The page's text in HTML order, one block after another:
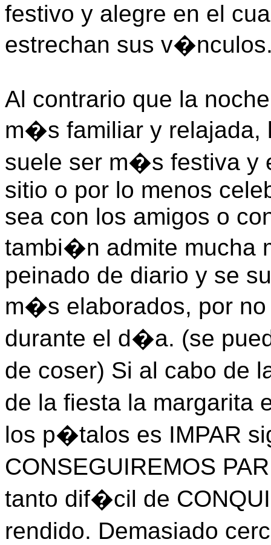
festivo y alegre en el
estrechan sus
Al contrario que la
m�s familiar y
suele ser m�s festiva
sitio o por lo menos
sea con los amigos o
tambi�n admite mucha
peinado de diario y se
m�s elaborados, por
durante el d�a. (se
de coser) Si al cabo de
de la fiesta la margarita
los p�talos es IMPAR
CONSEGUIREMOS
tanto dif�cil de
rendido. Demasiado